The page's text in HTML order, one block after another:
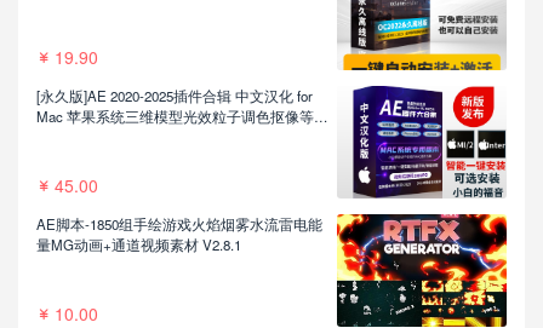
19.90
[永久版]AE 2020-2025插件合辑 中文汉化 for
Mac 苹果系统三维模型光效粒子调色抠像等插
45.00
AE脚本-1850组手绘游戏火焰烟雾水流雷电能
量MG动画+通道视频素材 V2.8.1
10.00